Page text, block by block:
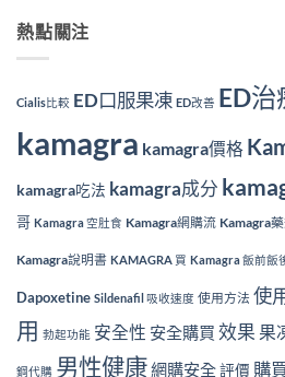
熱點關注
Cialis比較 ED口服果凍 ED改善 ED治
kamagra kamagra價格
kamagra吃法 kamagra成分
哥 Kamagra 空肚食 Kamagra網購流 Kamagra
Kamagra說明書 KAMAGRA 買 Kamagra 飯前飯
Dapoxetine Sildenafil 吸收速度 使用方法 使
用 勃起功能 安全性 安全購買 效果 果
鋼代購 男性健康網購安全評價 購